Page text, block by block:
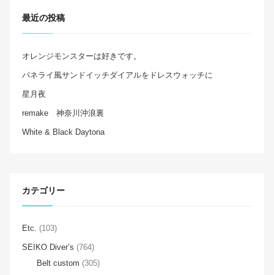
最近の投稿
オレンジモンスターは好きです。
パネライ風サンドイッチダイアルをドレスウォッチに
星月夜
remake 神奈川沖浪裏
White & Black Daytona
カテゴリー
Etc. (103)
SEIKO Diver’s (764)
Belt custom (305)